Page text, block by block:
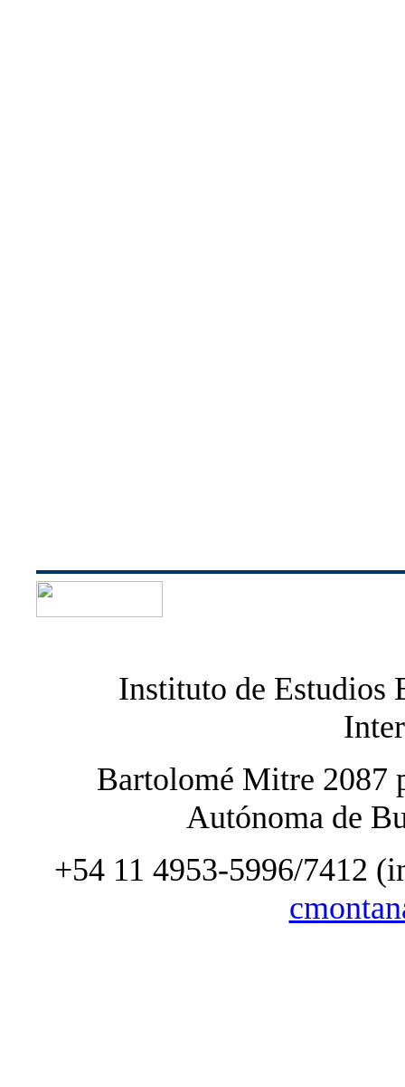
Instituto de Estudios
Bartolomé Mitre 2087
Autónoma de
+54 11 4953-5996/7412